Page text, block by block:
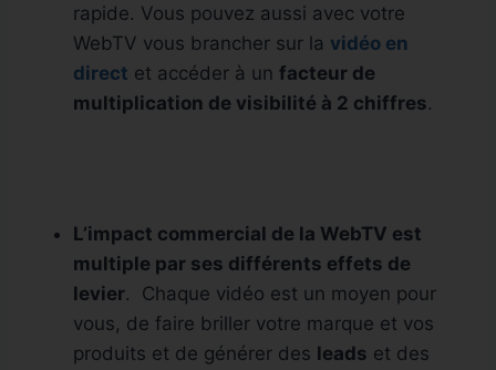
rapide. Vous pouvez aussi avec votre
WebTV vous brancher sur la vidéo en
direct et accéder à un facteur de
multiplication de visibilité à 2 chiffres.
L’impact commercial de la WebTV est
multiple par ses différents effets de
levier. Chaque vidéo est un moyen pour
vous, de faire briller votre marque et vos
produits et de générer des leads et des